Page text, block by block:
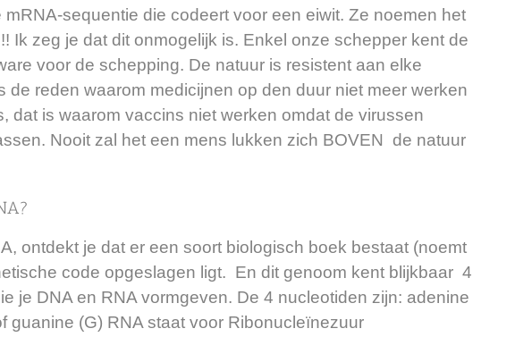
sequentie die codeert voor een eiwit. Ze noemen het
Ik zeg je dat dit onmogelijk is. Enkel onze schepper kent de
voor de schepping. De natuur is resistent aan elke
de reden waarom medicijnen op den duur niet meer werken
dat is waarom vaccins niet werken omdat de virussen
Nooit zal het een mens lukken zich BOVEN de natuur
ontdekt je dat er een soort biologisch boek bestaat (noemt
code opgeslagen ligt. En dit genoom kent blijkbaar 4
je DNA en RNA vormgeven. De 4 nucleotiden zijn: adenine
guanine (G) RNA staat voor Ribonucleïnezuur